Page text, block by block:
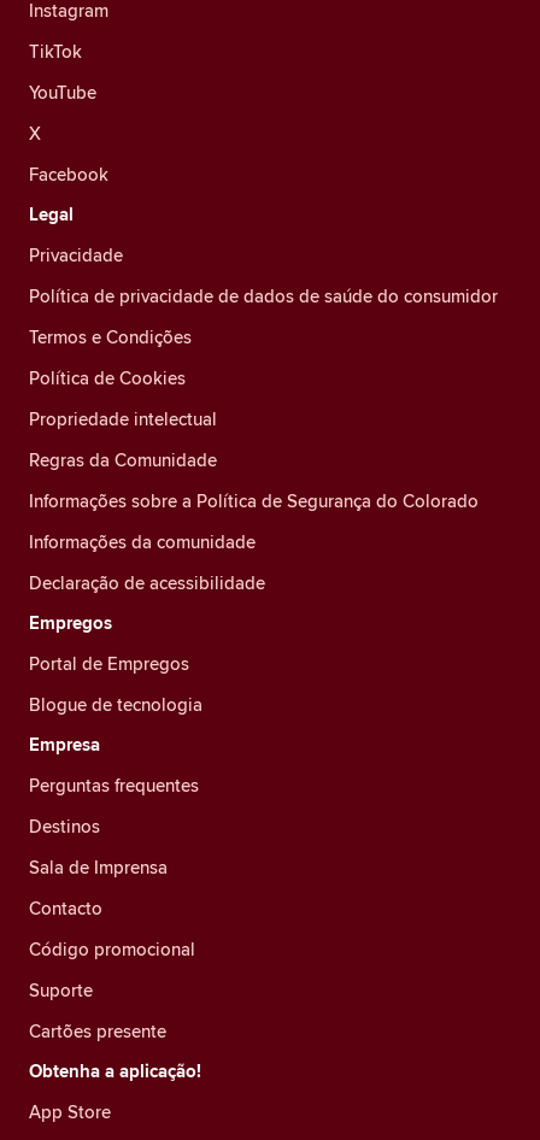
Instagram
TikTok
YouTube
X
Facebook
Legal
Privacidade
Política de privacidade de dados de saúde do consumidor
Termos e Condições
Política de Cookies
Propriedade intelectual
Regras da Comunidade
Informações sobre a Política de Segurança do Colorado
Informações da comunidade
Declaração de acessibilidade
Empregos
Portal de Empregos
Blogue de tecnologia
Empresa
Perguntas frequentes
Destinos
Sala de Imprensa
Contacto
Código promocional
Suporte
Cartões presente
Obtenha a aplicação!
App Store